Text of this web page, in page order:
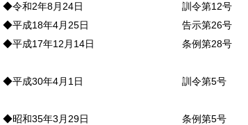
◆令和2年8月24日
訓令第12号
◆平成18年4月25日
告示第26号
◆平成17年12月14日
条例第28号
◆平成30年4月1日
訓令第5号
◆昭和35年3月29日
条例第5号